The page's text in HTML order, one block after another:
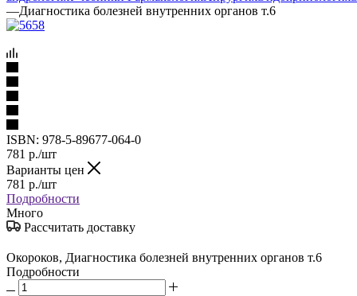
—Диагностика болезней внутренних органов т.6
ISBN: 978-5-89677-064-0
781 р./шт
Варианты цен
781 р./шт
Подробности
Много
Рассчитать доставку
Окороков, Диагностика болезней внутренних органов т.6
Подробности